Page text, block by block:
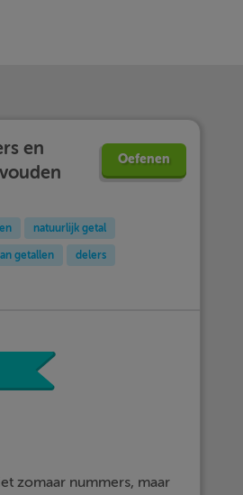
en
Oefenen
natuurlijk getal
getallen delers
zomaar nummers, maar